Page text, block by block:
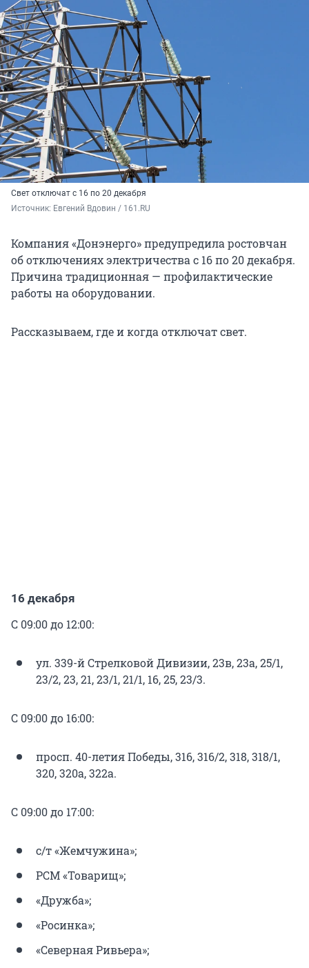
Свет отключат с 16 по 20 декабря
Источник: Евгений Вдовин / 161.RU
Компания «Донэнерго» предупредила ростовчан
об отключениях электричества с 16 по 20 декабря.
Причина традиционная — профилактические
работы на оборудовании.
Рассказываем, где и когда отключат свет.
16 декабря
С 09:00 до 12:00:
ул. 339-й Стрелковой Дивизии, 23в, 23а, 25/1,
23/2, 23, 21, 23/1, 21/1, 16, 25, 23/3.
С 09:00 до 16:00:
просп. 40-летия Победы, 316, 316/2, 318, 318/1,
320, 320а, 322а.
С 09:00 до 17:00:
с/т «Жемчужина»;
РСМ «Товарищ»;
«Дружба»;
«Росинка»;
«Северная Ривьера»;